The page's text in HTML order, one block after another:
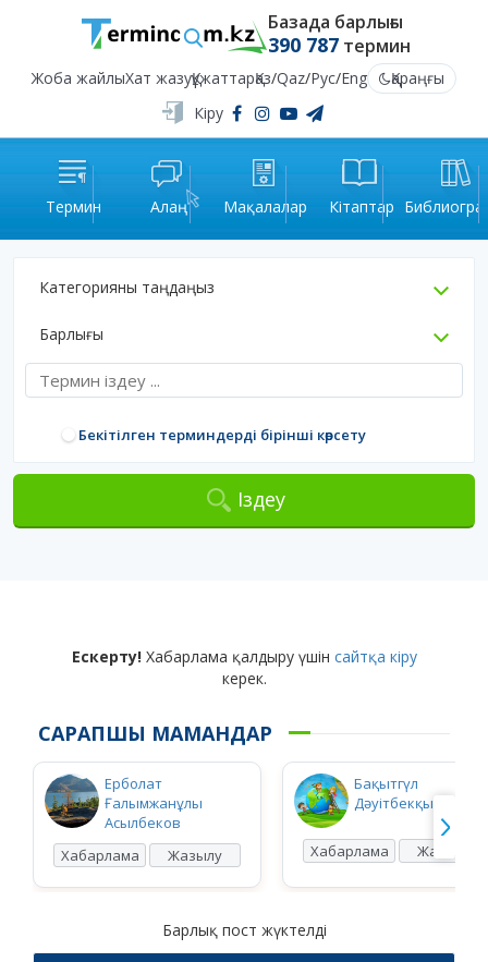
Базада барлығы
390 787термин
Жоба жайлыХат жазуҚұжаттарҚаз/Qaz/Рус/Eng
Қараңғы
Кіру
Термин Алаң Мақалалар Кітаптар
Категорияны таңдаңыз
Барлығы
Бекітілген терминдерді бірінші көрсету
Іздеу
Ескерту!Хабарлама қалдыру үшін сайтқа кіру
керек.
САРАПШЫ МАМАНДАР
Ерболат
Ғалымжанұлы
Асылбеков
Хабарлама
Жазылу
Бақытгүл
Дәуітбекқызы
Хабарлама Жазылу
Барлық пост жүктелді